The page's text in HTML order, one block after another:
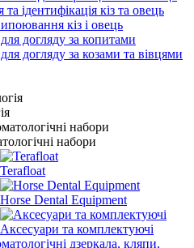
ідентифікація кіз та овець
кіз і овець
догляду за копитами
догляду за козами та вівцями
набори
Terafloat
Horse Dental Equipment
Аксесуари та комплектуючі